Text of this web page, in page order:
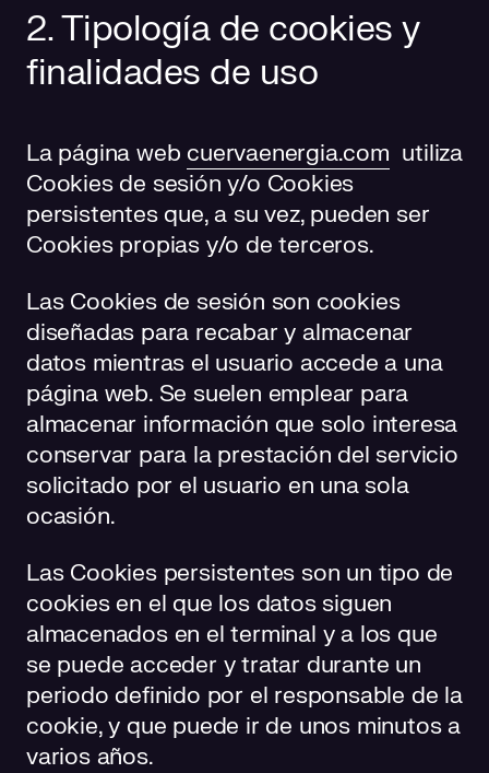
2. Tipología de cookies y
finalidades de uso
La página web cuervaenergia.com utiliza
Cookies de sesión y/o Cookies
persistentes que, a su vez, pueden ser
Cookies propias y/o de terceros.
Las Cookies de sesión son cookies
diseñadas para recabar y almacenar
datos mientras el usuario accede a una
página web. Se suelen emplear para
almacenar información que solo interesa
conservar para la prestación del servicio
solicitado por el usuario en una sola
ocasión.
Las Cookies persistentes son un tipo de
cookies en el que los datos siguen
almacenados en el terminal y a los que
se puede acceder y tratar durante un
periodo definido por el responsable de la
cookie, y que puede ir de unos minutos a
varios años.